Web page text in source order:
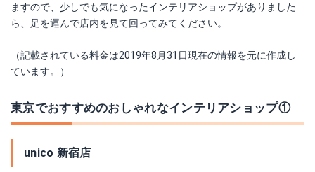
ますので、少しでも気になったインテリアショップがありました
ら、足を運んで店内を見て回ってみてください。
（記載されている料金は2019年8月31日現在の情報を元に作成し
ています。）
東京でおすすめのおしゃれなインテリアショップ①
unico 新宿店